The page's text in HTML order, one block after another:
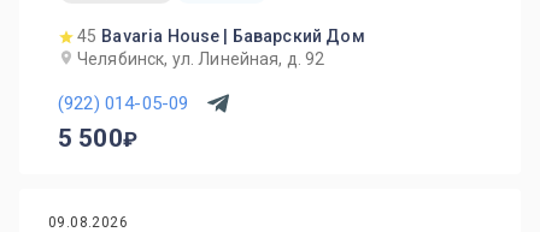
45 Bavaria House | Баварский Дом
Челябинск, ул. Линейная, д. 92
(922) 014-05-09
5 500
09.08.2026